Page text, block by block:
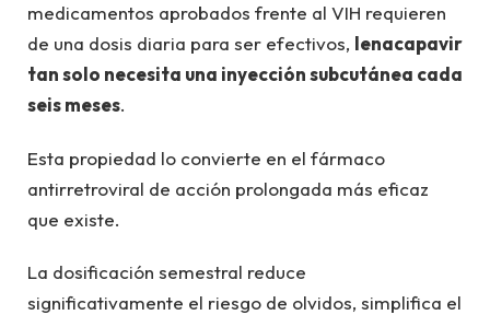
medicamentos aprobados frente al VIH requieren
de una dosis diaria para ser efectivos, lenacapavir
tan solo necesita una inyección subcutánea cada
seis meses.
Esta propiedad lo convierte en el fármaco
antirretroviral de acción prolongada más eficaz
que existe.
La dosificación semestral reduce
significativamente el riesgo de olvidos, simplifica el